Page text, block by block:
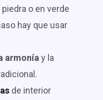
o en verde
hay que usar
armonía y la
de interior